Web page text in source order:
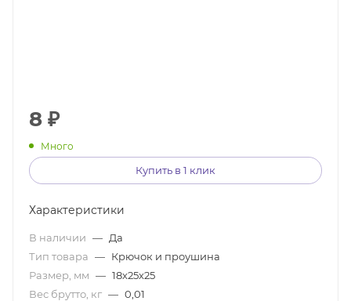
8 ₽
Много
Купить в 1 клик
Характеристики
В наличии — Да
Тип товара — Крючок и проушина
Размер, мм — 18х25х25
Вес брутто, кг — 0,01